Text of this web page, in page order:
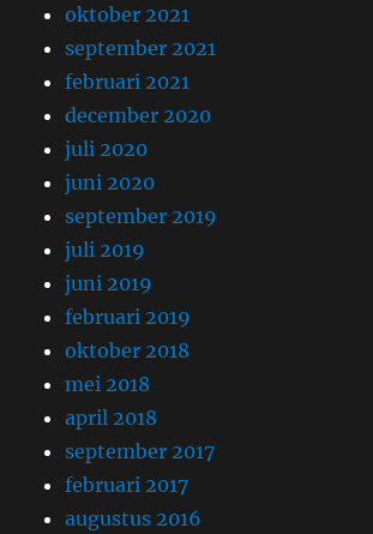
oktober 2021
september 2021
februari 2021
december 2020
juli 2020
juni 2020
september 2019
juli 2019
juni 2019
februari 2019
oktober 2018
mei 2018
april 2018
september 2017
februari 2017
augustus 2016